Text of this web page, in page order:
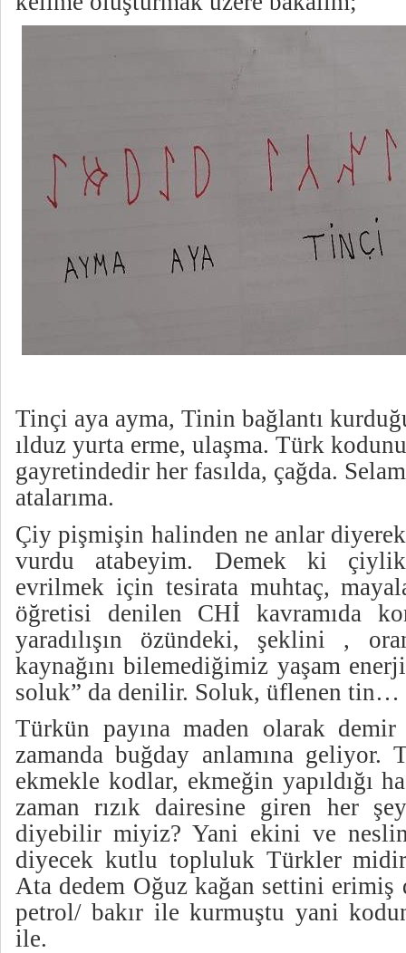
Tinçi aya ayma, Tinin bağlantı
ılduz yurta erme, ulaşma. Türk
gayretindedir her fasılda, çağda.
atalarıma.
Çiy pişmişin halinden ne anlar
vurdu atabeyim. Demek ki
evrilmek için tesirata muhtaç,
öğretisi denilen CHİ kavramıda
yaradılışın özündeki, şeklini ,
kaynağını bilemediğimiz yaşam
soluk” da denilir. Soluk, üflenen tin…
Türkün payına maden olarak
zamanda buğday anlamına geliyor.
ekmekle kodlar, ekmeğin yapıldığı
zaman rızık dairesine giren her
diyebilir miyiz? Yani ekini ve neslin
diyecek kutlu topluluk Türkler
Ata dedem Oğuz kağan settini erimiş
petrol/ bakır ile kurmuştu yani
ile.